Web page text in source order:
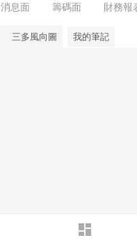
dashboard
消息面 籌碼面 財務報
三多風向圖 我的筆記